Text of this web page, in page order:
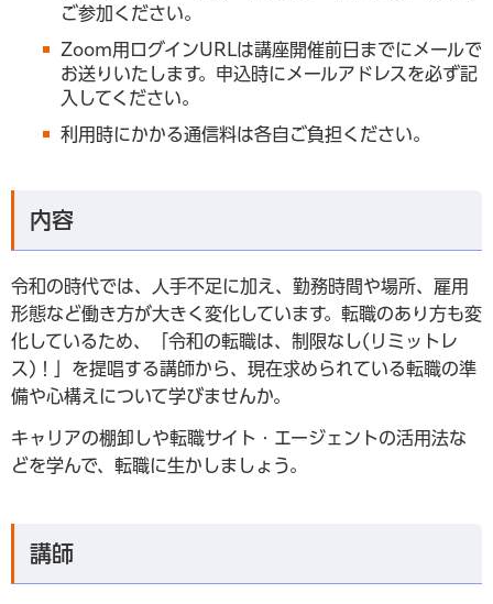
ご参加ください。
Zoom用ログインURLは講座開催前日までにメールで
お送りいたします。申込時にメールアドレスを必ず記
入してください。
利用時にかかる通信料は各自ご負担ください。
内容
令和の時代では、人手不足に加え、勤務時間や場所、雇用
形態など働き方が大きく変化しています。転職のあり方も変
化しているため、「令和の転職は、制限なし(リミットレ
ス)！」を提唱する講師から、現在求められている転職の準
備や心構えについて学びませんか。
キャリアの棚卸しや転職サイト・エージェントの活用法な
どを学んで、転職に生かしましょう。
講師